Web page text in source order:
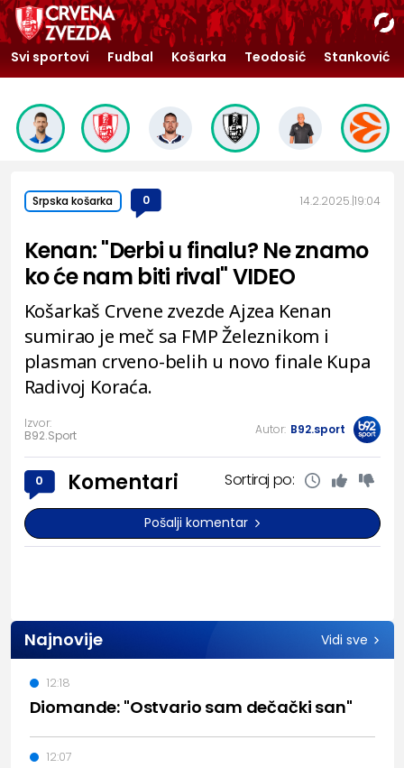
Svi sportovi Fudbal Košarka Teodosić Stanković
Srpska košarka 0 14.2.2025. 19:04
Kenan: "Derbi u finalu? Ne znamo
ko će nam biti rival" VIDEO
Košarkaš Crvene zvezde Ajzea Kenan
sumirao je meč sa FMP Železnikom i
plasman crveno-belih u novo finale Kupa
Radivoj Koraća.
Izvor:
B92.Sport
Autor: B92.sport
0 Komentari Sortiraj po:
Pošalji komentar
Najnovije Vidi sve
Diomande: "Ostvario sam dečački san"
12:18
12:07